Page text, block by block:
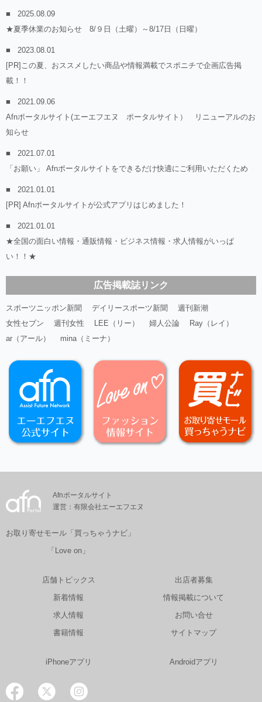
2025.08.09
★夏季休業のお知らせ 8/９日（土曜）～8/17日（日曜）
2023.08.01
[PR]この夏、おススメしたい商品や情報満載でスポニチで企画広告掲
載！！
2021.09.06
Afnポータルサイト(エーエフエヌ ポータルサイト） リニューアルのお
知らせ
2021.07.01
「お願い」 Afnポータルサイトをできるだけ快適にご利用いただくため
2021.01.01
[PR] Afnポータルサイトが公式アプリはじめました！
2021.01.01
★全国の面白い情報・通販情報・ビジネス情報・求人情報がいっぱ
い！！★
広告掲載誌リンク
スポーツニッポン新聞 デイリースポーツ新聞
週刊新潮
女性セブン
週刊女性 LEE（リー） 婦人公論
Ray（レイ）
ar（アール）
mina（ミーナ）
Afnポータルサイト
運営：有限会社エーエフエヌ
お取り寄せモール「買っちゃうナビ」
「Love on」
店舗トピックス
新着情報
求人情報
書籍情報
出店者募集
情報掲載について
お問い合せ
サイトマップ
iPhoneアプリ Androidアプリ